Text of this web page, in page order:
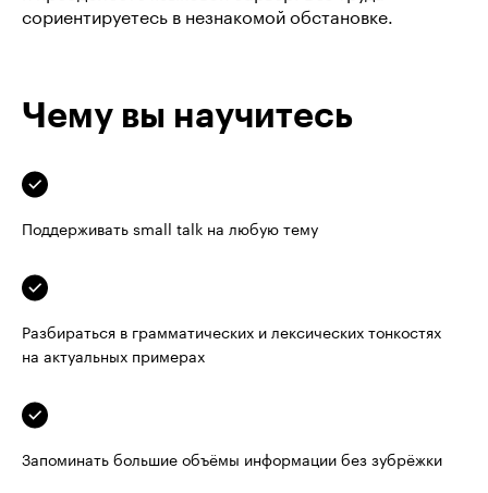
сориентируетесь в незнакомой обстановке.
Чему вы научитесь
Поддерживать small talk на любую тему
Разбираться в грамматических и лексических тонкостях
на актуальных примерах
Запоминать большие объёмы информации без зубрёжки